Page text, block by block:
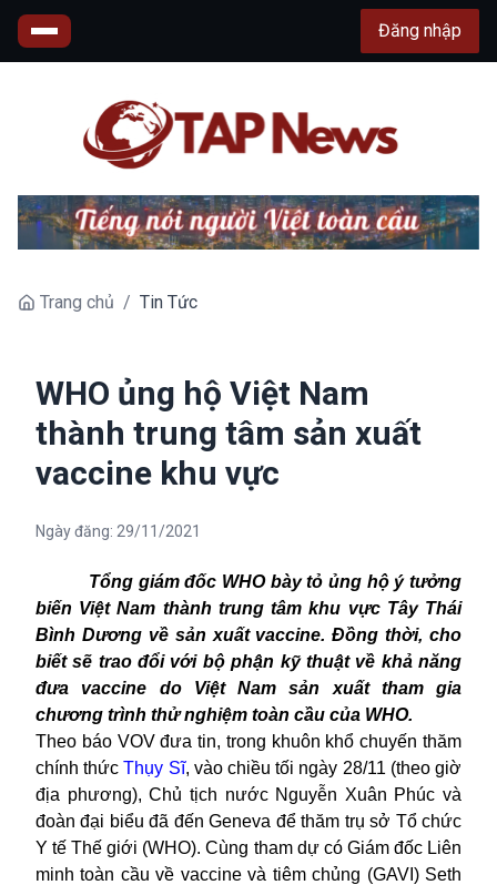
Đăng nhập
Trang chủ / Tin Tức
WHO ủng hộ Việt Nam
thành trung tâm sản xuất
vaccine khu vực
Ngày đăng: 29/11/2021
Tổng giám đốc WHO bày tỏ ủng hộ ý tưởng
biến Việt Nam thành trung tâm khu vực Tây Thái
Bình Dương về sản xuất vaccine. Đồng thời, cho
biết sẽ trao đổi với bộ phận kỹ thuật về khả năng
đưa vaccine do Việt Nam sản xuất tham gia
chương trình thử nghiệm toàn cầu của WHO.
Theo báo VOV đưa tin, trong khuôn khổ chuyến thăm
chính thứcThụy Sĩ, vào chiều tối ngày 28/11 (theo giờ
địa phương), Chủ tịch nước Nguyễn Xuân Phúc và
đoàn đại biểu đã đến Geneva để thăm trụ sở Tổ chức
Y tế Thế giới (WHO). Cùng tham dự có Giám đốc Liên
minh toàn cầu về vaccine và tiêm chủng (GAVI) Seth